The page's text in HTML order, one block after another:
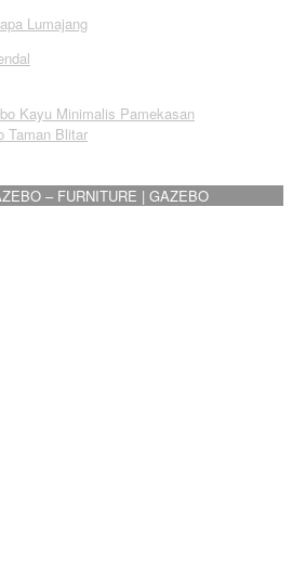
Lumajang
Kayu Minimalis Pamekasan
Taman Blitar
– FURNITURE | GAZEBO